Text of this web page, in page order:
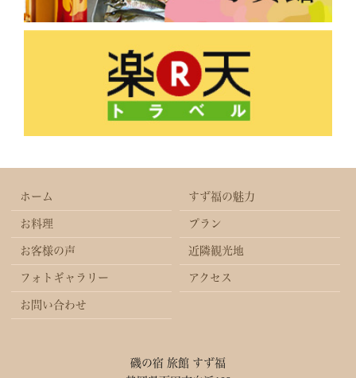
ホーム すず福の魅力
お料理 プラン
お客様の声 近隣観光地
フォトギャラリー アクセス
お問い合わせ
磯の宿 旅館 すず福